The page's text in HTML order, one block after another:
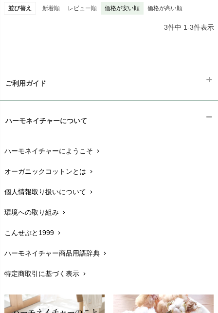
並び替え 新着順 レビュー順 価格が安い順 価格が高い順
3件中 1-3件表示
ご利用ガイド
配送と送料chevron_right
在庫状況と発送予定chevron_right
サイズ・寸法chevron_right
生地・素材chevron_right
お手入れについて
レビューを書こうchevron_right
返品交換chevron_right
FAXでのご注文
ハーモネイチャーについて
ハーモネイチャーにようこそ chevron_right
オーガニックコットンとは chevron_right
個人情報取り扱いについて chevron_right
環境への取り組み chevron_right
こんせぷと1999 chevron_right
ハーモネイチャー商品用語辞典 chevron_right
特定商取引に基づく表示 chevron_right